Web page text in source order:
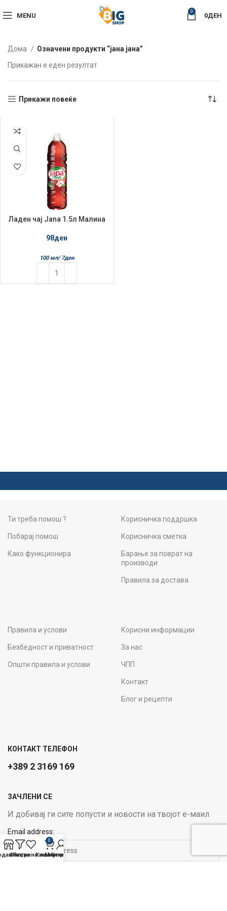
MENU
0
0ДЕН
Дома
Означени продукти “јана јана”
Прикажан е еден резултат
Прикажи повеќе
Ладен чај Jana 1.5л Малина
98ден
100 мл/ 7ден
Ти треба помош ?
Побарај помош
Како функционира
Корисничка поддршка
Корисничка сметка
Барање за поврат на
производи
Правила за достава
Правила и услови
Безбедност и приватност
Општи правила и услови
Корисни информации
За нас
ЧПП
Контакт
Блог и рецепти
КОНТАКТ ТЕЛЕФОН
+389 2 3169 169
ЗАЧЛЕНИ СЕ
И добивај ги сите попусти и новости на твојот е-маил
Email address:
Филтри
Листа на желби
0
Кошничка
Мој профил